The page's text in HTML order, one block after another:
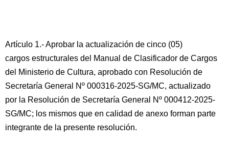
Artículo 1.- Aprobar la actualización de cinco (05)
cargos estructurales del Manual de Clasificador de Cargos
del Ministerio de Cultura, aprobado con Resolución de
Secretaría General Nº 000316-2025-SG/MC, actualizado
por la Resolución de Secretaría General Nº 000412-2025-
SG/MC; los mismos que en calidad de anexo forman parte
integrante de la presente resolución.